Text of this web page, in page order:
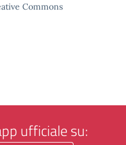
Commons
ufficiale su: